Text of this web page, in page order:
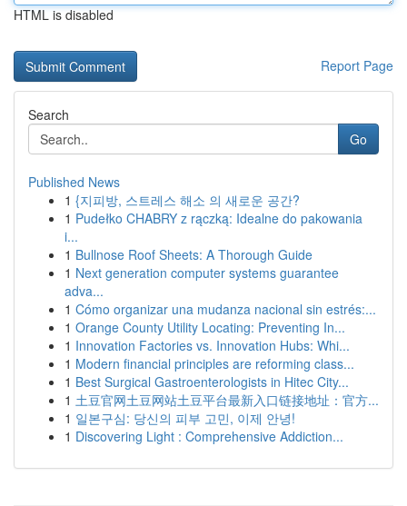
HTML is disabled
Report Page
Search
Go
Published News
1 {지피방, 스트레스 해소 의 새로운 공간?
1 Pudełko CHABRY z rączką: Idealne do pakowania
i...
1 Bullnose Roof Sheets: A Thorough Guide
1 Next generation computer systems guarantee
adva...
1 Cómo organizar una mudanza nacional sin estrés:...
1 Orange County Utility Locating: Preventing In...
1 Innovation Factories vs. Innovation Hubs: Whi...
1 Modern financial principles are reforming class...
1 Best Surgical Gastroenterologists in Hitec City...
1 土豆官网土豆网站土豆平台最新入口链接地址：官方...
1 일본구심: 당신의 피부 고민, 이제 안녕!
1 Discovering Light : Comprehensive Addiction...